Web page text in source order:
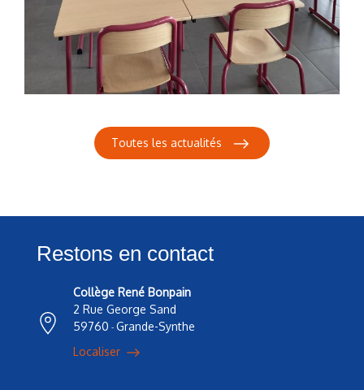
Toutes les actualités
Restons en contact
Collège René Bonpain
2 Rue George Sand
59760 - Grande-Synthe
Localiser